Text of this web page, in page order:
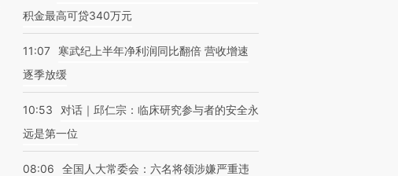
积金最高可贷340万元
11:07
寒武纪上半年净利润同比翻倍 营收增速
逐季放缓
10:53
对话｜邱仁宗：临床研究参与者的安全永
远是第一位
08:06
全国人大常委会：六名将领涉嫌严重违